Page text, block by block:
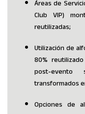
Áreas de
Club VIP)
reutilizadas;
Utilización de
80%
post-
transformados
Opciones de